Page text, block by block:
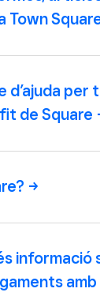
Town
d’ajuda per
de Square
informació
amb